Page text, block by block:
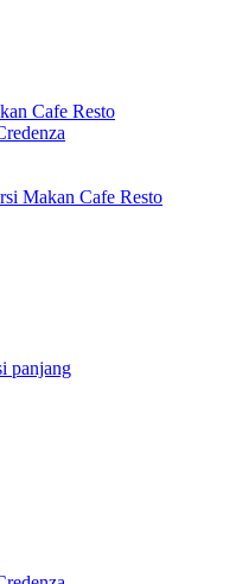
Cafe Resto
Makan Cafe Resto
panjang